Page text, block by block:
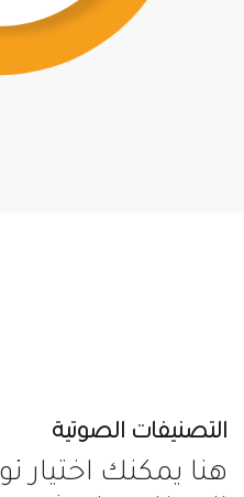
التصنيفات الصوتية
هنا يمكنك اختيار